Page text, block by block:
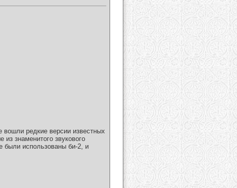
вошли редкие версии известных
знаменитого звукового
были использованы би-2, и